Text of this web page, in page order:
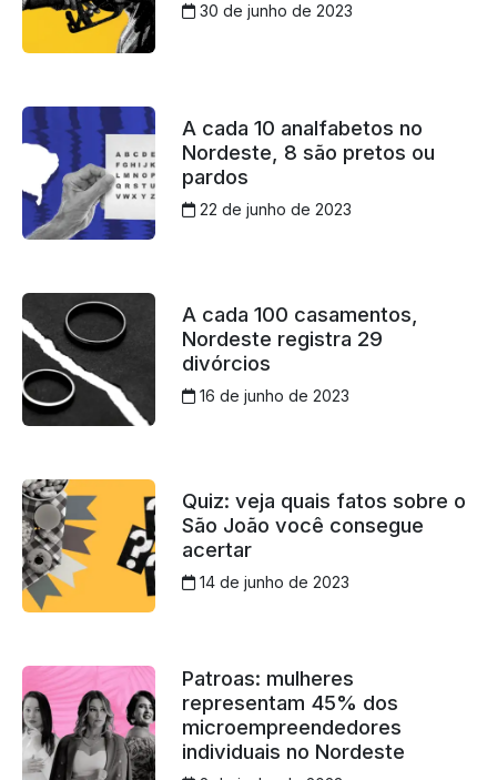
30 de junho de 2023
A cada 10 analfabetos no
Nordeste, 8 são pretos ou
pardos
22 de junho de 2023
A cada 100 casamentos,
Nordeste registra 29
divórcios
16 de junho de 2023
Quiz: veja quais fatos sobre o
São João você consegue
acertar
14 de junho de 2023
Patroas: mulheres
representam 45% dos
microempreendedores
individuais no Nordeste